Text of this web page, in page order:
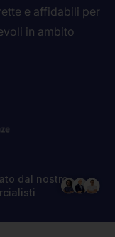
e affidabili per
in ambito
dal nostro